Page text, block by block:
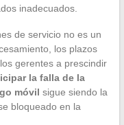
inadecuados.
de servicio no es un
los plazos
gerentes a prescindir
la falla de la
móvil sigue siendo la
bloqueado en la